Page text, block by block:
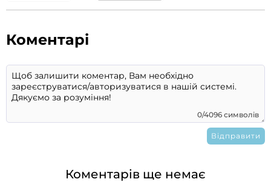
Коментарі
0/4096 символів
Коментарів ще немає